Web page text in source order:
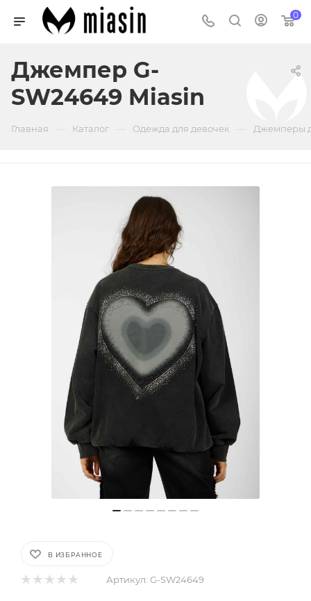
0
Джемпер G-
SW24649 Miasin
Главная Каталог Одежда для девочек Джемперы
В ИЗБРАННОЕ
Артикул: G-SW24649